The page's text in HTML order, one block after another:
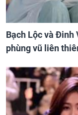
Bạch Lộc và Đinh
phùng vũ liên